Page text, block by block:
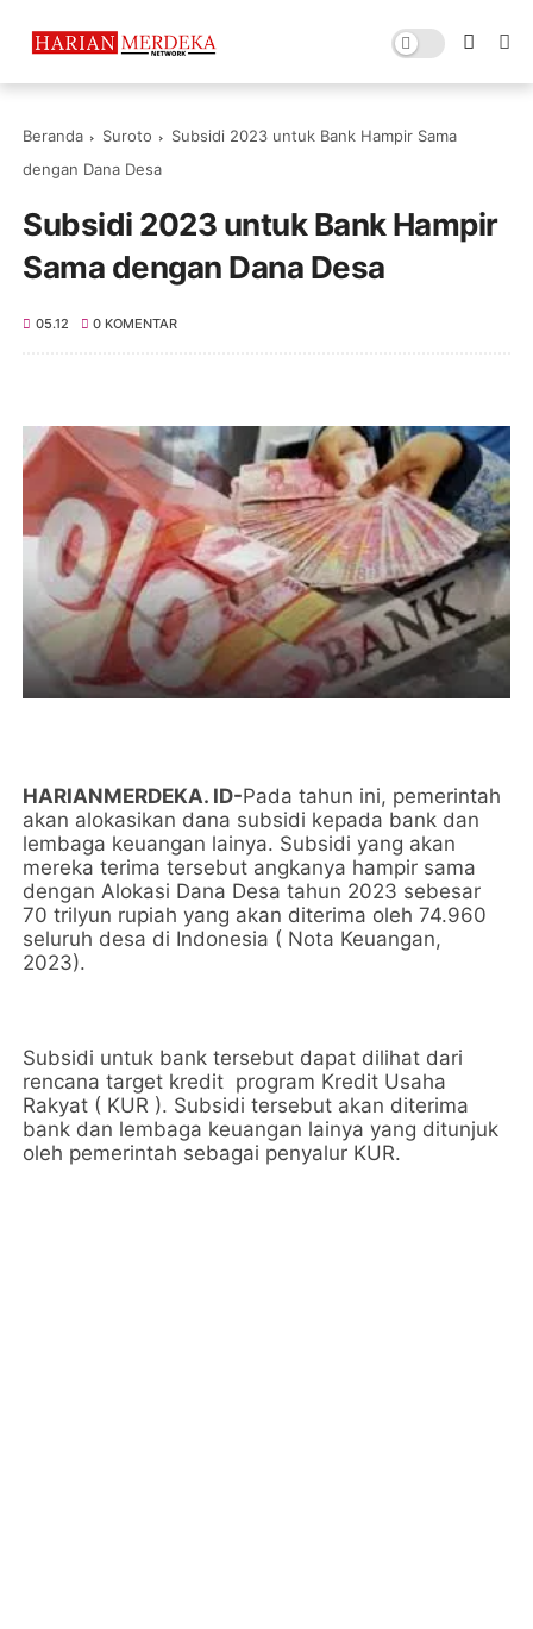
Beranda Suroto
Subsidi 2023 untuk Bank Hampir Sama
dengan Dana Desa
Subsidi 2023 untuk Bank Hampir
Sama dengan Dana Desa
05.12 0 KOMENTAR
HARIANMERDEKA. ID-Pada tahun ini, pemerintah
akan alokasikan dana subsidi kepada bank dan
lembaga keuangan lainya. Subsidi yang akan
mereka terima tersebut angkanya hampir sama
dengan Alokasi Dana Desa tahun 2023 sebesar
70 trilyun rupiah yang akan diterima oleh 74.960
seluruh desa di Indonesia ( Nota Keuangan,
2023).
Subsidi untuk bank tersebut dapat dilihat dari
rencana target kredit program Kredit Usaha
Rakyat ( KUR ). Subsidi tersebut akan diterima
bank dan lembaga keuangan lainya yang ditunjuk
oleh pemerintah sebagai penyalur KUR.